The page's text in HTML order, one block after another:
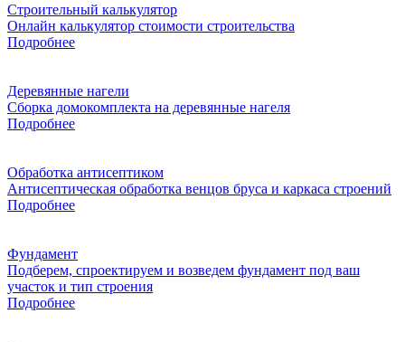
Строительный калькулятор
Онлайн калькулятор стоимости строительства
Подробнее
Деревянные нагели
Сборка домокомплекта на деревянные нагеля
Подробнее
Обработка антисептиком
Антисептическая обработка венцов бруса и каркаса строений
Подробнее
Фундамент
Подберем, спроектируем и возведем фундамент под ваш
участок и тип строения
Подробнее